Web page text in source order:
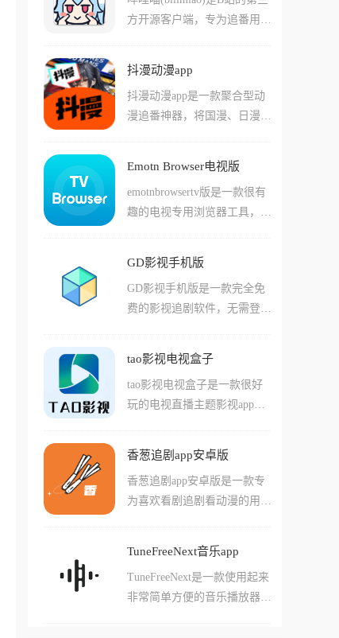
用户可以上传多种格式音乐文
件,并进行音调调整,设置桌面
能力能带来不一样的体验。拟
e4K实时画质提升、逐帧播放
等高级功能,可以同时登录多
制。搭配动态歌词弹幕及拟物
方开源客户端，专为追番用户
番剧、国创、动画、音乐、影
视等各类内容，支持实时弹幕
互动。最吸引人的是，即使没
画质，而且全程无广告干扰。
简单直观，体积仅34M左右却
功能全面，支持视频下载缓
特色功能，是B站用户追求纯
抖漫动漫app
抖漫动漫app是一款聚合型动
漫追番神器，将国漫、日漫、
一站式的观看平台。软件整合
了多个动漫站点内容，用户无
需会员即可畅快追番，支持高
节、投屏与离线缓存等全面功
细致，更新速度快，让用户随
时随地都能畅享喜爱的动漫作
佳选择。
Emotn Browser电视版
emotnbrowsertv版是一款很有
趣的电视专用浏览器工具，这
览器功能浏览各种页面来进行
观看！在软件中还有许多特殊
的功能等着你来体验，其中包
索工具，还有很多能够检查清
套功能！软件内置的小工具种
类繁多而且都能够发挥作用！
GD影视手机版
GD影视手机版是一款完全免
费的影视追剧软件，无需登录
源，涵盖了国内外正在热播和
已经完结的影视剧集。软件本
身纯净无广告，还聚合了多个
开会员也能观看VIP内容。界
细，更新速度和官方同步，追
剧体验相当不错。软件还支持
容投射到电视或投影设备上观
tao影视电视盒子
tao影视电视盒子是一款很好
玩的电视直播主题影视app，
集和资源，并且直接通过电视
上本软件播放的方式开始观
看！软件除开这些点播内容，
视频直播内容，用户们动动手
的直播内容，非常的方便！而
且软件视频画质清晰度也很
香葱追剧app安卓版
香葱追剧app安卓版是一款专
为喜欢看剧追剧看动漫的用户
内容，还有很多辅助功能也十
分好用，比如自动字幕匹配功
能让用户们不用费时费力寻找
TuneFreeNext音乐app
TuneFreeNext是一款使用起来
非常简单方便的音乐播放器工